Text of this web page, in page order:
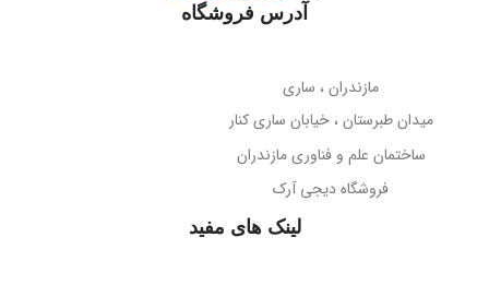
آدرس فروشگاه
مازندران ، ساری
میدان طبرستان ، خیابان ساری کنار
ساختمان علم و فناوری مازندران
فروشگاه دیجی آرک
لینک های مفید